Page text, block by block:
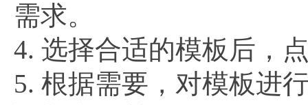
需求。
4. 选择合适的模板后，
5. 根据需要，对模板进